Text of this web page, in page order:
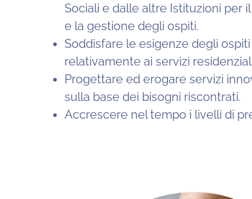
Sociali e dalle altre Istituzioni per
e la gestione degli ospiti.
Soddisfare le esigenze degli ospiti
relativamente ai servizi
Progettare ed erogare servizi
sulla base dei bisogni riscontrati.
Accrescere nel tempo i livelli di